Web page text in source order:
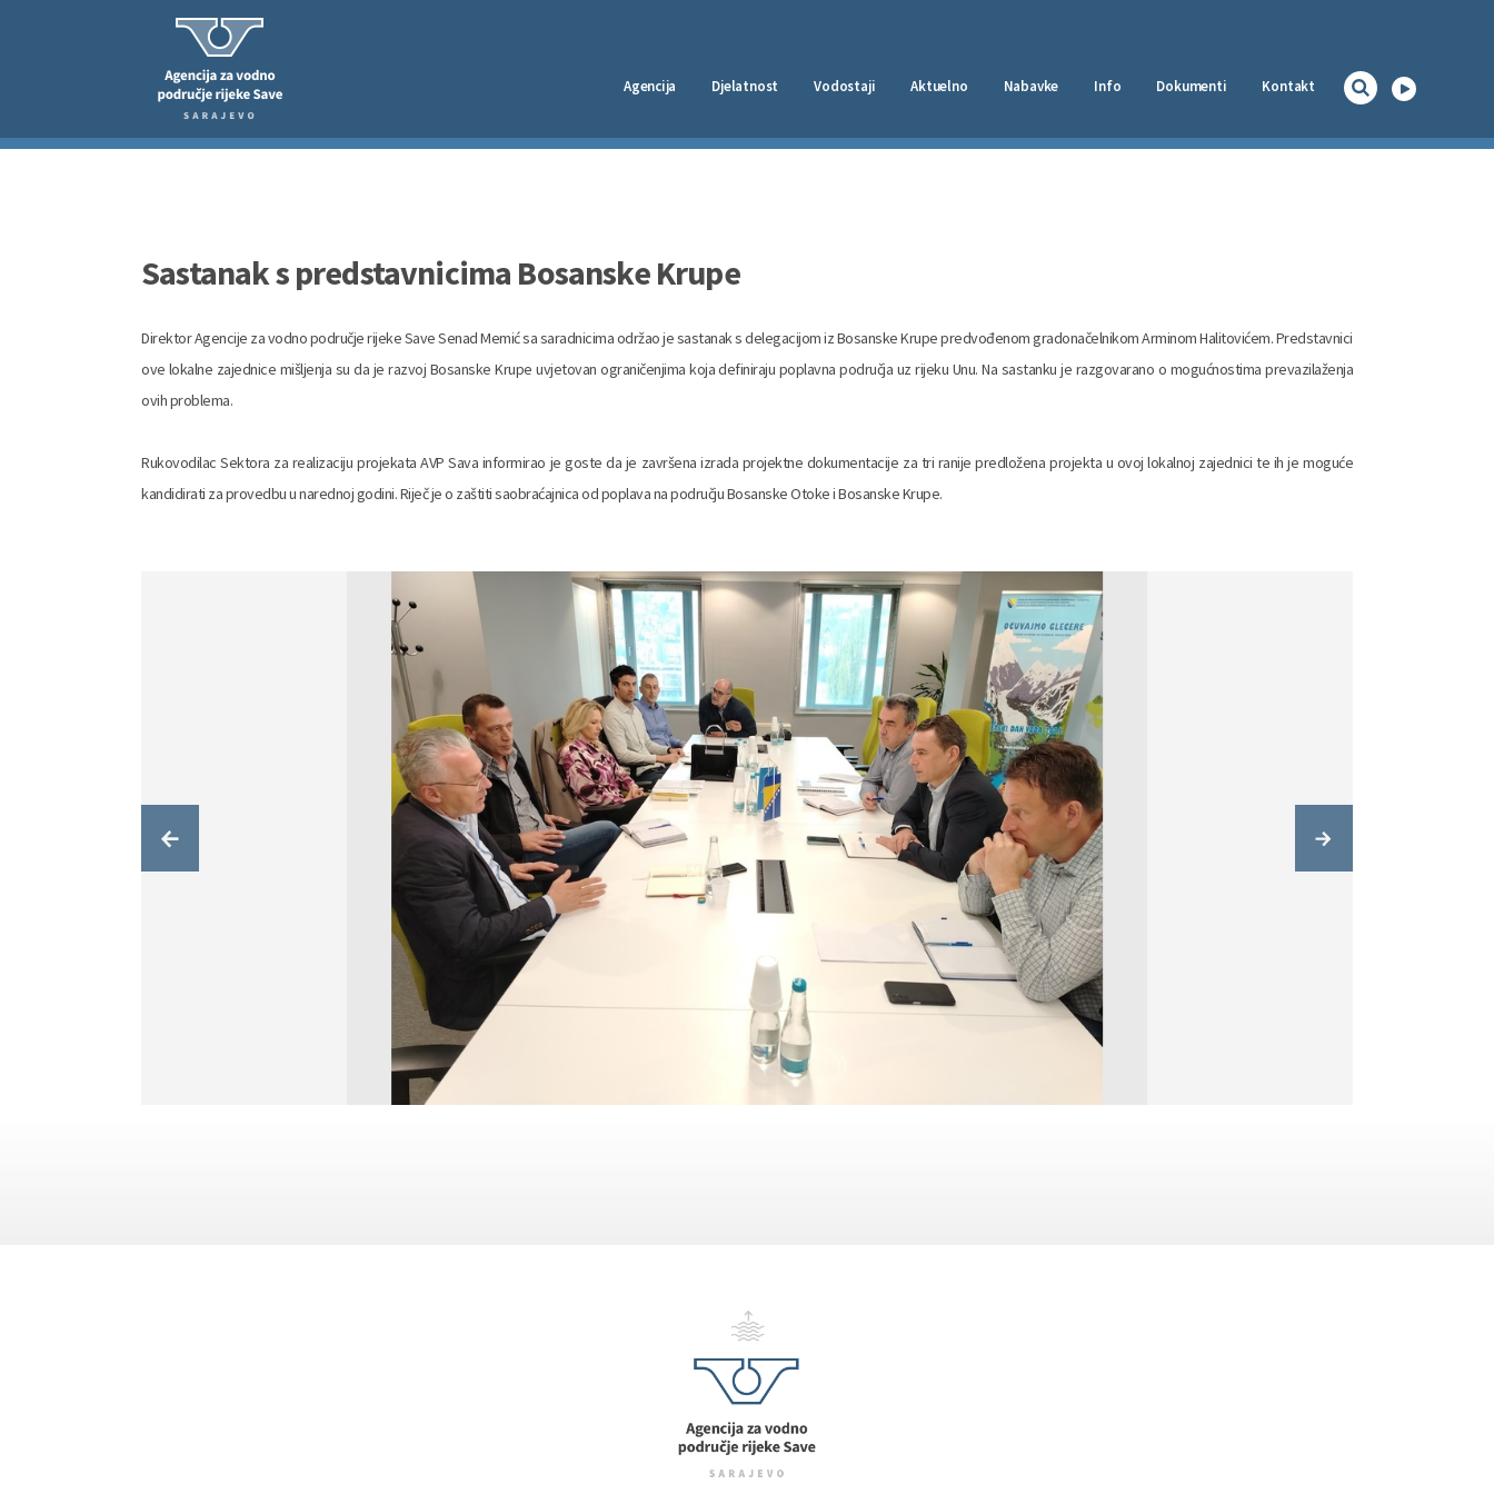
Kontakt
Dokumenti
Info
Nabavke
Aktuelno
Vodostaji
Djelatnost
Agencija
Sastanak s predstavnicima Bosanske Krupe
Direktor Agencije za vodno područje rijeke Save Senad Memić sa saradnicima održao je sastanak s delegacijom iz Bosanske Krupe predvođenom gradonačelnikom Arminom Halitovićem. Predstavnici
ove lokalne zajednice mišljenja su da je razvoj Bosanske Krupe uvjetovan ograničenjima koja definiraju poplavna područja uz rijeku Unu. Na sastanku je razgovarano o mogućnostima prevazilaženja
ovih problema.
Rukovodilac Sektora za realizaciju projekata AVP Sava informirao je goste da je završena izrada projektne dokumentacije za tri ranije predložena projekta u ovoj lokalnoj zajednici te ih je moguće
kandidirati za provedbu u narednoj godini. Riječ je o zaštiti saobraćajnica od poplava na području Bosanske Otoke i Bosanske Krupe.